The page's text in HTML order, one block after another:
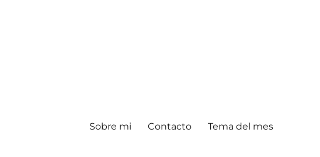
Sobre mi Contacto Tema del mes